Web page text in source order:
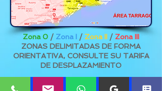
Zona 0 / Zona I / Zona II / Zona III
ZONAS DELIMITADAS DE FORMA
ORIENTATIVA, CONSULTE SU TARIFA
DE DESPLAZAMIENTO
Cunit - Costa Cunit - Segur de